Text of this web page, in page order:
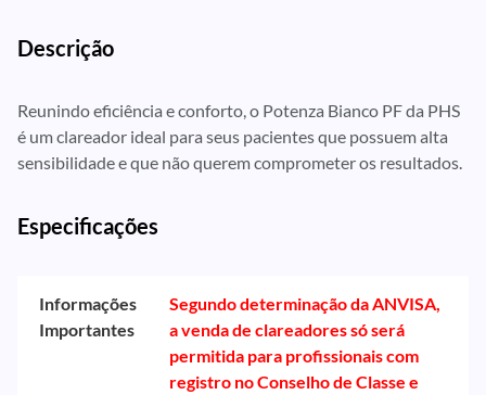
Descrição
Reunindo eficiência e conforto, o Potenza Bianco PF da PHS
é um clareador ideal para seus pacientes que possuem alta
sensibilidade e que não querem comprometer os resultados.
Especificações
Informações
Importantes
Segundo determinação da ANVISA,
a venda de clareadores só será
permitida para profissionais com
registro no Conselho de Classe e